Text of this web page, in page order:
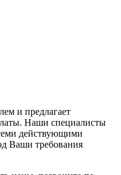
и предлагает
Наши специалисты
действующими
Ваши требования